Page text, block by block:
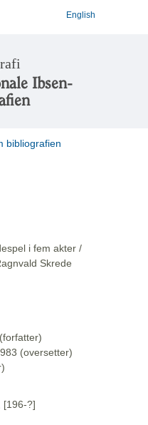
English
Ibsen-
bibliografien
i fem akter /
Skrede
(oversetter)
[196-?]